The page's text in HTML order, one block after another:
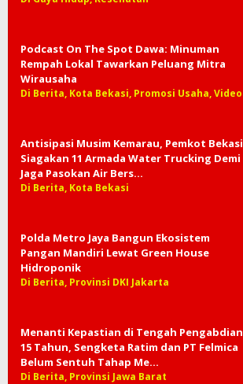
Podcast On The Spot Dawa: Minuman
Rempah Lokal Tawarkan Peluang Mitra
Wirausaha
Di Berita, Kota Bekasi, Promosi Usaha, Video
Antisipasi Musim Kemarau, Pemkot Bekasi
Siagakan 11 Armada Water Trucking Demi
Jaga Pasokan Air Bers…
Di Berita, Kota Bekasi
Polda Metro Jaya Bangun Ekosistem
Pangan Mandiri Lewat Green House
Hidroponik
Di Berita, Provinsi DKI Jakarta
Menanti Kepastian di Tengah Pengabdian
15 Tahun, Sengketa Ratim dan PT Felmica
Belum Sentuh Tahap Me…
Di Berita, Provinsi Jawa Barat